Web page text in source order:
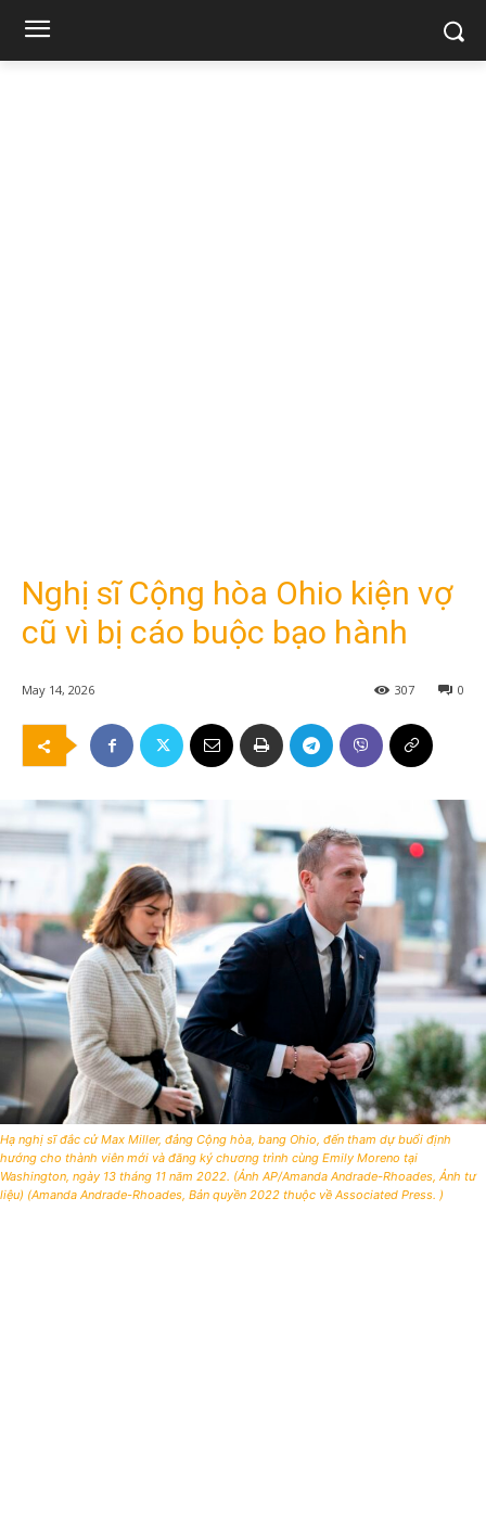
Nghị sĩ Cộng hòa Ohio kiện vợ
cũ vì bị cáo buộc bạo hành
May 14, 2026 0
307
Hạ nghị sĩ đắc cử Max Miller, đảng Cộng hòa, bang Ohio, đến tham dự buổi định
hướng cho thành viên mới và đăng ký chương trình cùng Emily Moreno tại
Washington, ngày 13 tháng 11 năm 2022. (Ảnh AP/Amanda Andrade-Rhoades, Ảnh tư
liệu) (Amanda Andrade-Rhoades, Bản quyền 2022 thuộc về Associated Press. )